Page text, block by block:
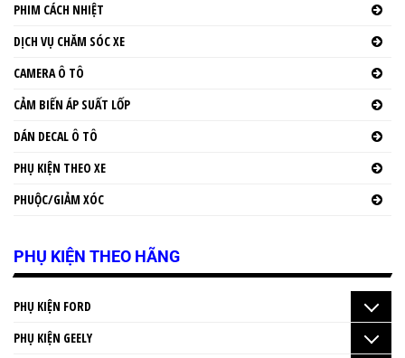
PHIM CÁCH NHIỆT
DỊCH VỤ CHĂM SÓC XE
CAMERA Ô TÔ
CẢM BIẾN ÁP SUẤT LỐP
DÁN DECAL Ô TÔ
PHỤ KIỆN THEO XE
PHUỘC/GIẢM XÓC
PHỤ KIỆN THEO HÃNG
PHỤ KIỆN FORD
PHỤ KIỆN GEELY